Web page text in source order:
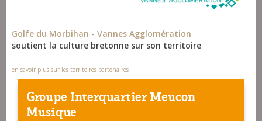
Golfe du Morbihan - Vannes Agglomération
soutient la culture bretonne sur son territoire
en savoir plus sur les territoires partenaires
Groupe Interquartier Meucon
Musique